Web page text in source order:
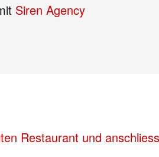
Siren Agency
Restaurant und